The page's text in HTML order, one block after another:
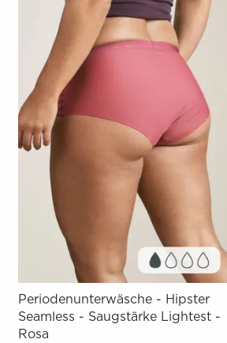
Periodenunterwäsche - Hipster
Seamless - Saugstärke Lightest -
Rosa